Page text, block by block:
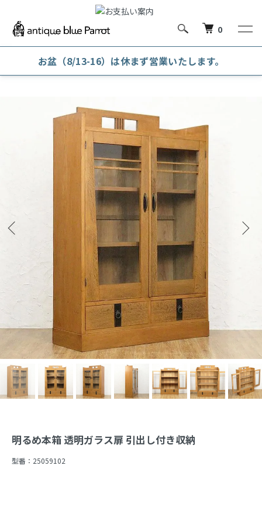
0
お盆（8/13-16）は休まず営業いたします。
本棚・木戸本箱・ガラス戸本箱 ガラス戸本箱
明るめ本箱 透明ガラス扉 引出し付き収納
型番： 25059102